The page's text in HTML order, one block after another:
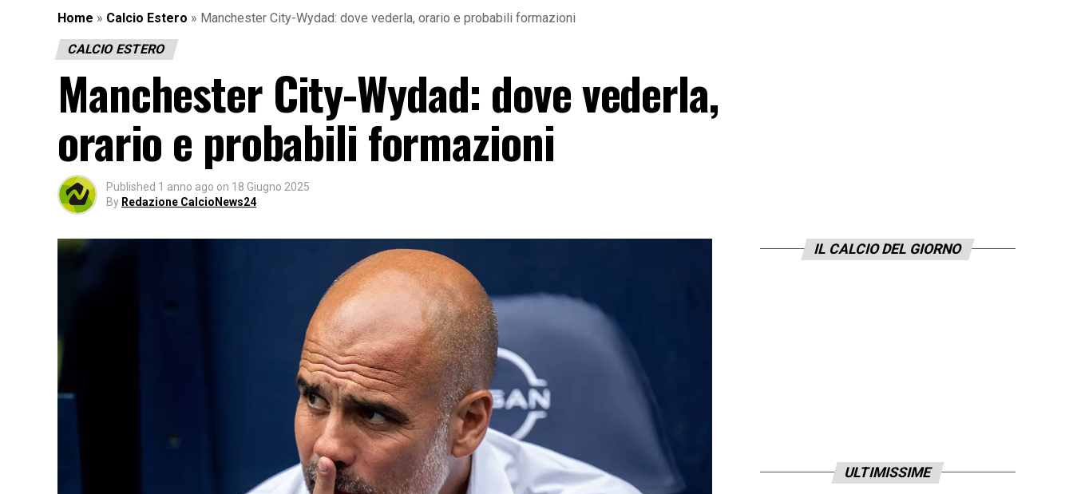
Home » Calcio Estero » Manchester City-Wydad: dove vederla, orario e probabili formazioni
CALCIO ESTERO
Manchester City-Wydad: dove vederla,
orario e probabili formazioni
Published 1 anno ago on 18 Giugno 2025
By Redazione CalcioNews24
IL CALCIO DEL GIORNO
ULTIMISSIME